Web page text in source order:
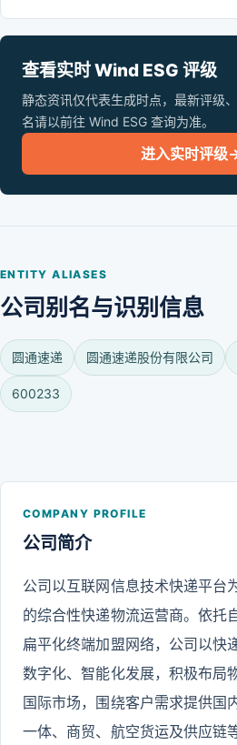
查看实时 Wind ESG 评级
静态资讯仅代表生成时点，最新评级
名请以前往 Wind ESG 查询为准。
进入实时评级
ENTITY ALIASES
公司别名与识别信息
圆通速递 圆通速递股份有限公司
600233
COMPANY PROFILE
公司简介
公司以互联网信息技术快递平台
的综合性快递物流运营商。依托
扁平化终端加盟网络，公司以快
数字化、智能化发展，积极布局
国际市场，围绕客户需求提供国
一体、商贸、航空货运及供应链